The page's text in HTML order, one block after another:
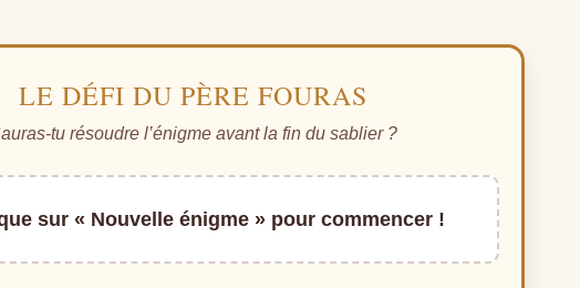
LE DÉFI DU PÈRE FOURAS
tu résoudre l’énigme avant la fin du sablier ?
sur « Nouvelle énigme » pour commencer !